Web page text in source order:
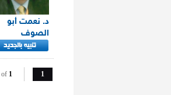
د. نعمت أبو
الصوف
1
of 1